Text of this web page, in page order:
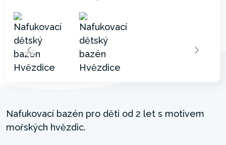
Nafukovací bazén pro děti od 2 let s motivem
mořských hvězdic.